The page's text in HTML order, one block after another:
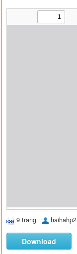
9 trang haihahp2
Download